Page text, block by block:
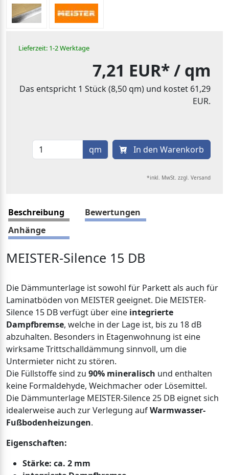
Lieferzeit: 1-2 Werktage
7,21 EUR*/ qm
Das entspricht 1 Stück (8,50 qm) und kostet 61,29
EUR.
qm In den Warenkorb
*inkl. MwSt. zzgl. Versand
Beschreibung
Bewertungen
Anhänge
MEISTER-Silence 15 DB
Die Dämmunterlage ist sowohl für Parkett als auch für
Laminatböden von MEISTER geeignet. Die MEISTER-
Silence 15 DB verfügt über eine integrierte
Dampfbremse, welche in der Lage ist, bis zu 18 dB
abzuhalten. Besonders in Etagenwohnung ist eine
wirksame Trittschalldämmung sinnvoll, um die
Untermieter nicht zu stören.
Die Füllstoffe sind zu 90% mineralisch und enthalten
keine Formaldehyde, Weichmacher oder Lösemittel.
Die Dämmunterlage MEISTER-Silence 25 DB eignet sich
idealerweise auch zur Verlegung aufWarmwasser-
Fußbodenheizungen.
Eigenschaften:
Stärke: ca. 2 mm